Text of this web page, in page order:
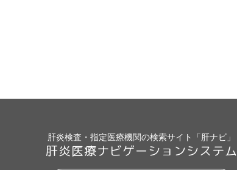
肝炎検査・指定医療機関の検索サイト「肝ナビ」
肝炎医療ナビゲーションシステム